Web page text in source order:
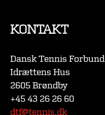
KONTAKT
Dansk Tennis Forbund
Idrættens Hus
2605 Brøndby
+45 43 26 26 60
dtf@tennis.dk